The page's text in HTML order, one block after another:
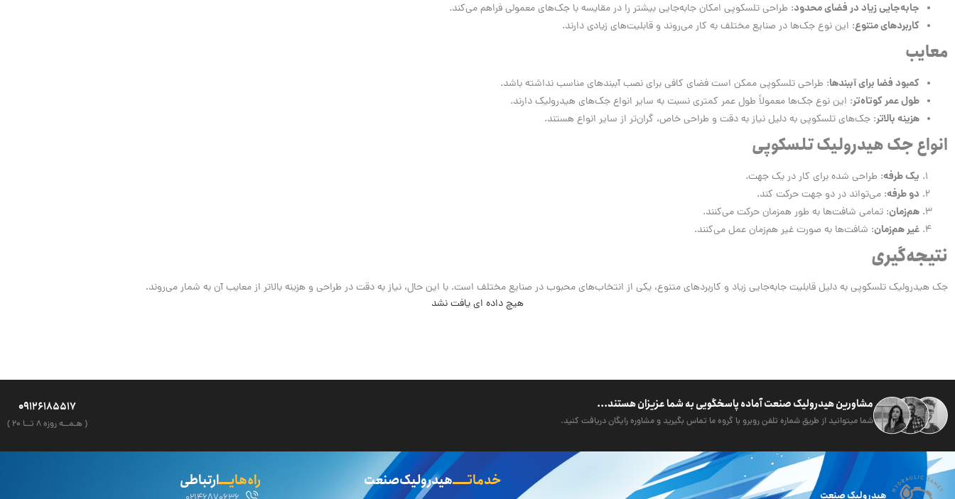
جابه‌جایی زیاد در فضای محدود: طراحی تلسکوپی امکان جابه‌جایی بیشتر را در مقایسه با جک‌های معمولی فراهم می‌کند.
کاربردهای متنوع: این نوع جک‌ها در صنایع مختلف به کار می‌روند و قابلیت‌های زیادی دارند.
معایب
کمبود فضا برای آببندها: طراحی تلسکوپی ممکن است فضای کافی برای نصب آببندهای مناسب نداشته باشد.
طول عمر کوتاه‌تر: این نوع جک‌ها معمولاً طول عمر کمتری نسبت به سایر انواع جک‌های هیدرولیک دارند.
هزینه بالاتر: جک‌های تلسکوپی به دلیل نیاز به دقت و طراحی خاص، گران‌تر از سایر انواع هستند.
انواع جک هیدرولیک تلسکوپی
یک طرفه: طراحی شده برای کار در یک جهت.
دو طرفه: می‌تواند در دو جهت حرکت کند.
هم‌زمان: تمامی شافت‌ها به طور همزمان حرکت می‌کنند.
غیر هم‌زمان: شافت‌ها به صورت غیر هم‌زمان عمل می‌کنند.
نتیجه‌گیری
جک هیدرولیک تلسکوپی به دلیل قابلیت جابه‌جایی زیاد و کاربردهای متنوع، یکی از انتخاب‌های محبوب در صنایع مختلف است. با این حال، نیاز به دقت در طراحی و هزینه بالاتر از معایب آن به شمار می‌روند.
هیچ داده ای یافت نشد
مشاورین هیدرولیک صنعت آماده پاسخگویی به شما عزیزان هستند...
شما میتوانید از طریق شماره تلفن روبرو با گروه ما تماس بگیرید و مشاوره رایگان دریافت کنید.
09126185517
( هـمــه روزه ۸ تــا ۲۰ )
هیدرولیک صنعت
خدماتـــــهیدرولیک صنعت راه‌هایــــارتباطی